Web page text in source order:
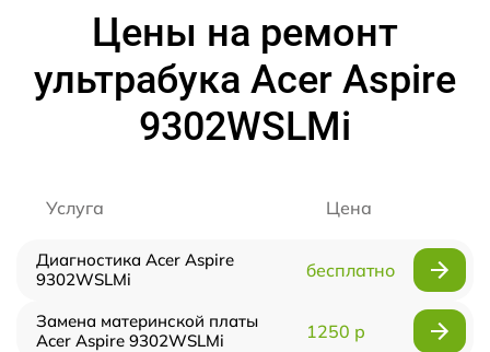
Цены на ремонт
ультрабука Acer Aspire
9302WSLMi
Услуга Цена
Диагностика Acer Aspire
9302WSLMi
бесплатно
Замена материнской платы
Acer Aspire 9302WSLMi
1250 р